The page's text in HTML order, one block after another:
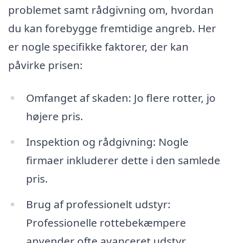
problemet samt rådgivning om, hvordan
du kan forebygge fremtidige angreb. Her
er nogle specifikke faktorer, der kan
påvirke prisen:
Omfanget af skaden: Jo flere rotter, jo
højere pris.
Inspektion og rådgivning: Nogle
firmaer inkluderer dette i den samlede
pris.
Brug af professionelt udstyr:
Professionelle rottebekæmpere